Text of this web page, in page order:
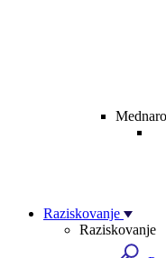
Raziskovanje
Raziskovanje